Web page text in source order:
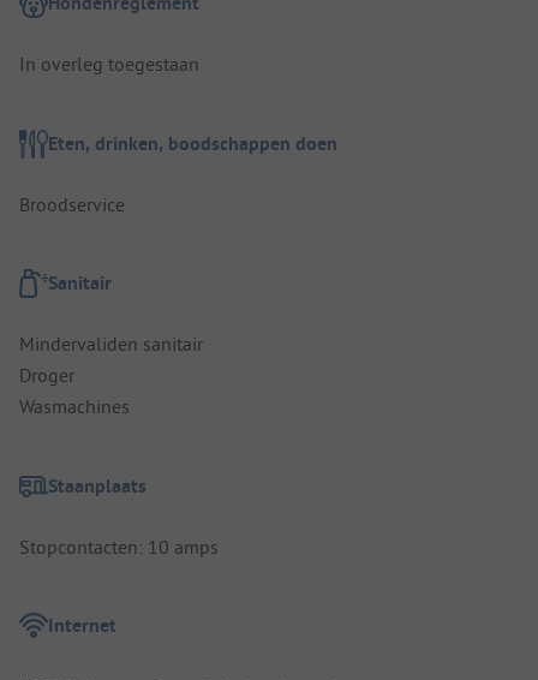
In overleg toegestaan
Eten, drinken, boodschappen doen
Broodservice
Sanitair
Mindervaliden sanitair
Droger
Wasmachines
Staanplaats
Stopcontacten: 10 amps
Internet